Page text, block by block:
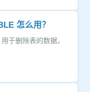
怎么用？
于删除表的数据，